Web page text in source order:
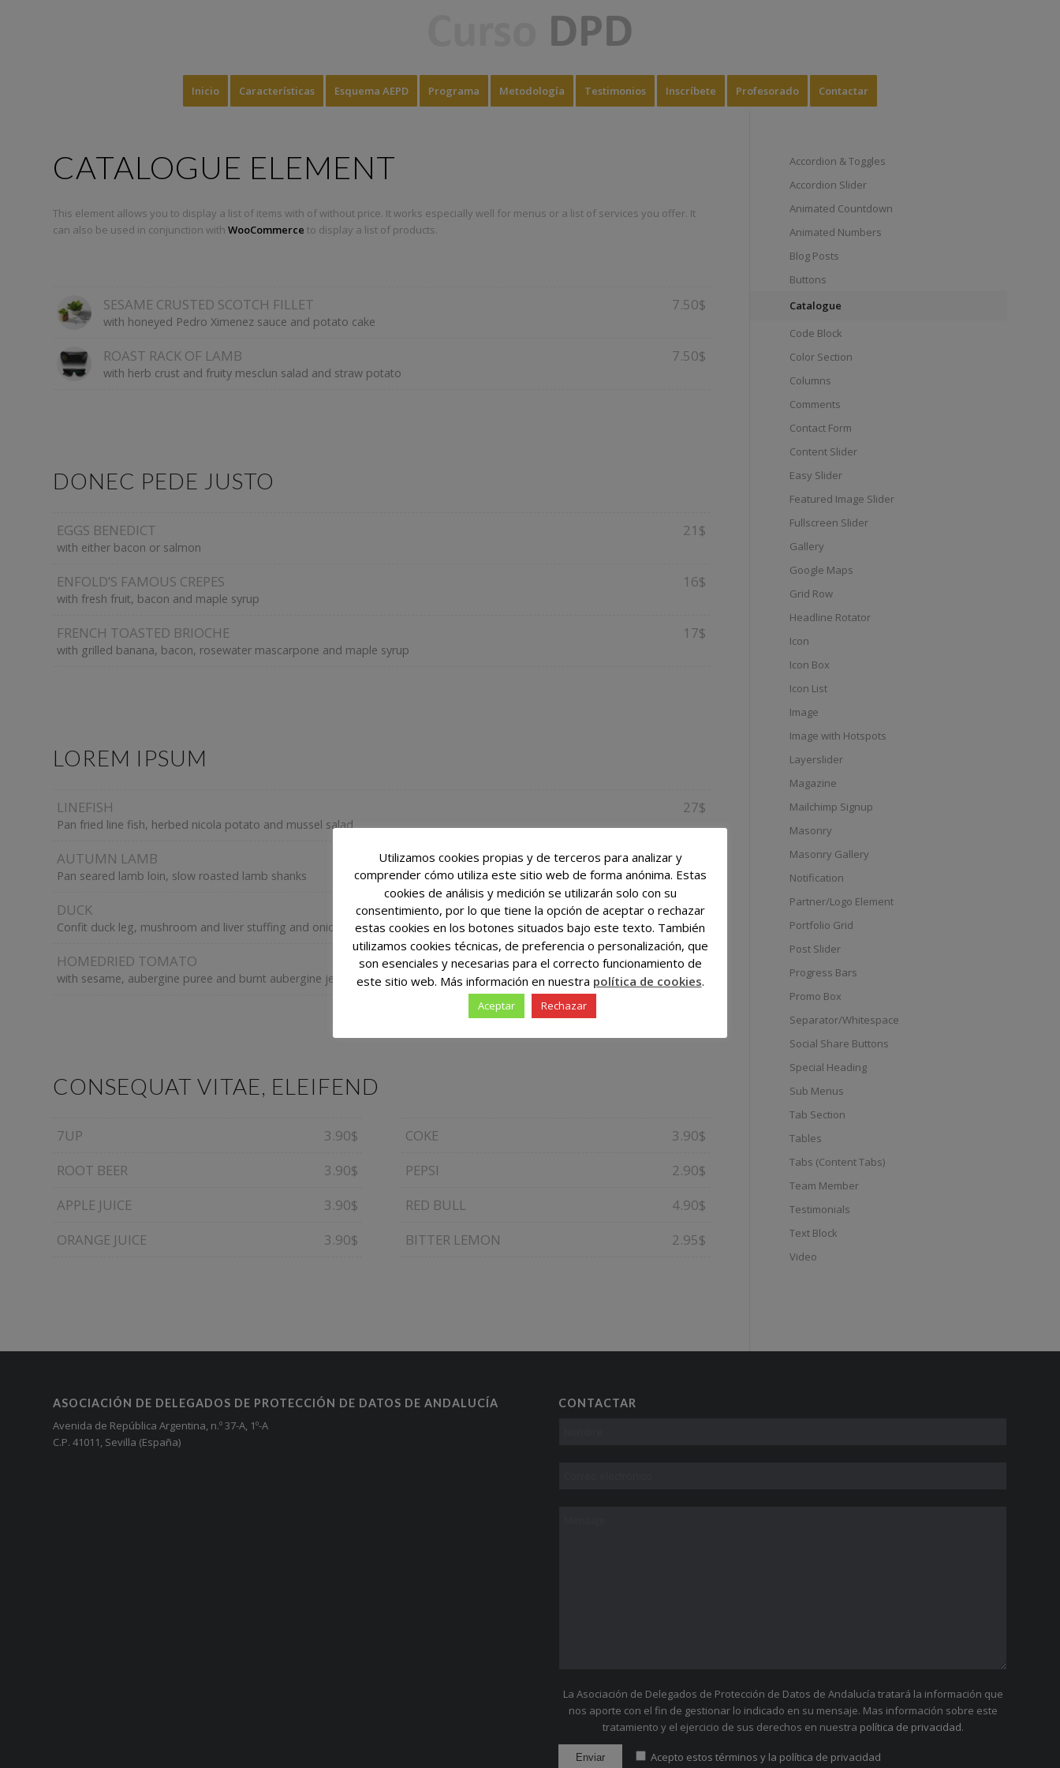
Inicio Características Esquema AEPD Programa Metodología Testimonios Inscríbete Profesorado Contactar
CATALOGUE ELEMENT
This element allows you to display a list of items with of without price. It works especially well for menus or a list of services you offer. It
can also be used in conjunction with WooCommerce to display a list of products.
SESAME CRUSTED SCOTCH FILLET 7.50$
with honeyed Pedro Ximenez sauce and potato cake
ROAST RACK OF LAMB 7.50$
with herb crust and fruity mesclun salad and straw potato
DONEC PEDE JUSTO
EGGS BENEDICT 21$
with either bacon or salmon
ENFOLD’S FAMOUS CREPES 16$
with fresh fruit, bacon and maple syrup
FRENCH TOASTED BRIOCHE 17$
with grilled banana, bacon, rosewater mascarpone and maple syrup
LOREM IPSUM
LINEFISH 27$
Pan fried line fish, herbed nicola potato and mussel salad
AUTUMN LAMB
Pan seared lamb loin, slow roasted lamb shanks
DUCK 75$
Confit duck leg, mushroom and liver stuffing and onions
HOMEDRIED TOMATO 22$
with sesame, aubergine puree and burnt aubergine jelly
CONSEQUAT VITAE, ELEIFEND
7UP
3.90$
ROOT BEER
3.90$
APPLE JUICE
3.90$
ORANGE JUICE
3.90$
COKE
3.90$
PEPSI
2.90$
RED BULL
4.90$
BITTER LEMON
2.95$
Accordion & Toggles
Accordion Slider
Animated Countdown
Animated Numbers
Blog Posts
Buttons
Catalogue
Code Block
Color Section
Columns
Comments
Contact Form
Content Slider
Easy Slider
Featured Image Slider
Fullscreen Slider
Gallery
Google Maps
Grid Row
Headline Rotator
Icon
Icon Box
Icon List
Image
Image with Hotspots
Layerslider
Magazine
Mailchimp Signup
Masonry
Masonry Gallery
Notification
Partner/Logo Element
Portfolio Grid
Post Slider
Progress Bars
Promo Box
Separator/Whitespace
Social Share Buttons
Special Heading
Sub Menus
Tab Section
Tables
Tabs (Content Tabs)
Team Member
Testimonials
Text Block
Video
ASOCIACIÓN DE DELEGADOS DE PROTECCIÓN DE DATOS DE ANDALUCÍA
Avenida de República Argentina, n.º 37-A, 1º-A
C.P. 41011, Sevilla (España)
CONTACTAR
La Asociación de Delegados de Protección de Datos de Andalucía tratará la información que
nos aporte con el fin de gestionar lo indicado en su mensaje. Mas información sobre este
tratamiento y el ejercicio de sus derechos en nuestra política de privacidad.
Acepto estos términos y la política de privacidad
Utilizamos cookies propias y de terceros para analizar y
comprender cómo utiliza este sitio web de forma anónima. Estas
cookies de análisis y medición se utilizarán solo con su
consentimiento, por lo que tiene la opción de aceptar o rechazar
estas cookies en los botones situados bajo este texto. También
utilizamos cookies técnicas, de preferencia o personalización, que
son esenciales y necesarias para el correcto funcionamiento de
este sitio web. Más información en nuestra política de cookies.
Aceptar Rechazar